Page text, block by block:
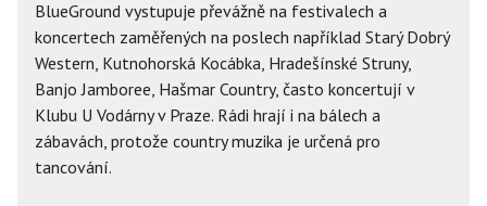
BlueGround vystupuje převážně na festivalech a
koncertech zaměřených na poslech například Starý Dobrý
Western, Kutnohorská Kocábka, Hradešínské Struny,
Banjo Jamboree, Hašmar Country, často koncertují v
Klubu U Vodárny v Praze. Rádi hrají i na bálech a
zábavách, protože country muzika je určená pro
tancování.